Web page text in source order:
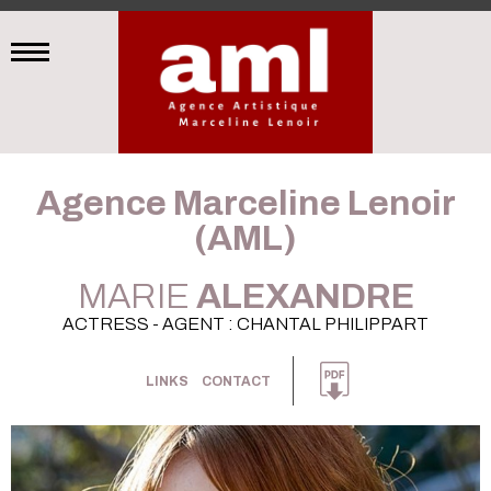
Agence Marceline Lenoir
(AML)
MARIE ALEXANDRE
ACTRESS - AGENT : CHANTAL PHILIPPART
LINKS CONTACT